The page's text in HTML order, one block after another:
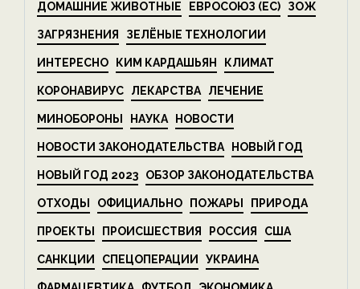
ДОМАШНИЕ ЖИВОТНЫЕ ЕВРОСОЮЗ (ЕС) ЗОЖ
ЗАГРЯЗНЕНИЯ ЗЕЛЁНЫЕ ТЕХНОЛОГИИ
ИНТЕРЕСНО КИМ КАРДАШЬЯН КЛИМАТ
КОРОНАВИРУС ЛЕКАРСТВА ЛЕЧЕНИЕ
МИНОБОРОНЫ НАУКА НОВОСТИ
НОВОСТИ ЗАКОНОДАТЕЛЬСТВА НОВЫЙ ГОД
НОВЫЙ ГОД 2023 ОБЗОР ЗАКОНОДАТЕЛЬСТВА
ОТХОДЫ ОФИЦИАЛЬНО ПОЖАРЫ ПРИРОДА
ПРОЕКТЫ ПРОИСШЕСТВИЯ РОССИЯ США
САНКЦИИ СПЕЦОПЕРАЦИИ УКРАИНА